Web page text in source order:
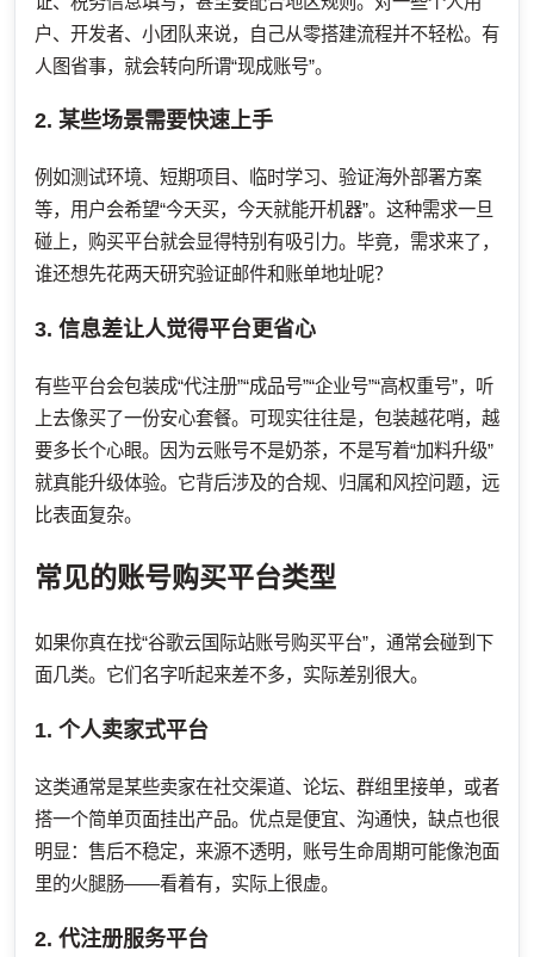
户、开发者、小团队来说，自己从零搭建流程并不轻松。有
人图省事，就会转向所谓“现成账号”。
2. 某些场景需要快速上手
例如测试环境、短期项目、临时学习、验证海外部署方案
等，用户会希望“今天买，今天就能开机器”。这种需求一旦
碰上，购买平台就会显得特别有吸引力。毕竟，需求来了，
谁还想先花两天研究验证邮件和账单地址呢？
3. 信息差让人觉得平台更省心
有些平台会包装成“代注册”“成品号”“企业号”“高权重号”，听
上去像买了一份安心套餐。可现实往往是，包装越花哨，越
要多长个心眼。因为云账号不是奶茶，不是写着“加料升级”
就真能升级体验。它背后涉及的合规、归属和风控问题，远
比表面复杂。
常见的账号购买平台类型
如果你真在找“谷歌云国际站账号购买平台”，通常会碰到下
面几类。它们名字听起来差不多，实际差别很大。
1. 个人卖家式平台
这类通常是某些卖家在社交渠道、论坛、群组里接单，或者
搭一个简单页面挂出产品。优点是便宜、沟通快，缺点也很
明显：售后不稳定，来源不透明，账号生命周期可能像泡面
里的火腿肠——看着有，实际上很虚。
2. 代注册服务平台